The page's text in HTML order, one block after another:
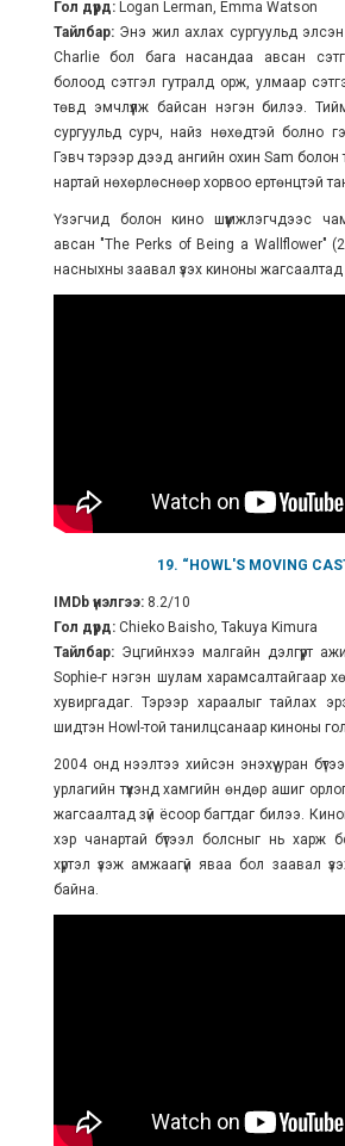
Гол дүрд: Logan Lerman, Emma Watson
Тайлбар: Энэ жил ахлах сургуульд
Charlie бол бага насандаа авсан
болоод сэтгэл гутралд орж, улмаар
төвд эмчлүүлж байсан нэгэн билээ.
сургуульд сурч, найз нөхөдтэй болно
Гэвч тэрээр дээд ангийн охин Sam болон
нартай нөхөрлөснөөр хорвоо ертөнцтэй
Үзэгчид болон кино шүүмжлэгчдээс
авсан "The Perks of Being a Wallflower"
насныхны заавал үзэх киноны жагсаалтад
19. “HOWL'S MOVING
IMDb үнэлгээ: 8.2/10
Гол дүрд: Chieko Baisho, Takuya Kimura
Тайлбар: Эцгийнхээ малгайн дэлгүүрт
Sophie-г нэгэн шулам харамсалтайгаар
хувиргадаг. Тэрээр хараалыг тайлах
шидтэн Howl-той танилцсанаар киноны
2004 онд нээлтээ хийсэн энэхүү уран
урлагийн түүхэнд хамгийн өндөр ашиг
жагсаалтад зүй ёсоор багтдаг билээ.
хэр чанартай бүтээл болсныг нь харж
хүртэл үзэж амжаагүй яваа бол заавал
байна.